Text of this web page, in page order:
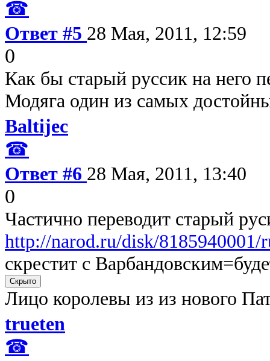
☎
Ответ #5 28 Мая, 2011, 12:59
0
Как бы старый руссик на него
Модяга один из самых
Baltijec
☎
Ответ #6 28 Мая, 2011, 13:40
0
Частично переводит старый
http://narod.ru/disk/8185940001/
скрестит с
Лицо королевы из из нового
trueten
☎